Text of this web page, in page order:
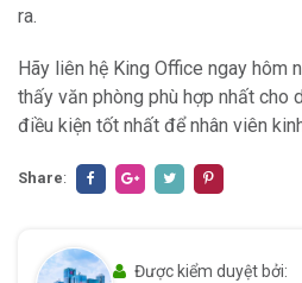
ra.
Hãy liên hệ King Office ngay hôm
thấy văn phòng phù hợp nhất cho
điều kiện tốt nhất để nhân viên
Share:
Được kiểm duyệt bởi: